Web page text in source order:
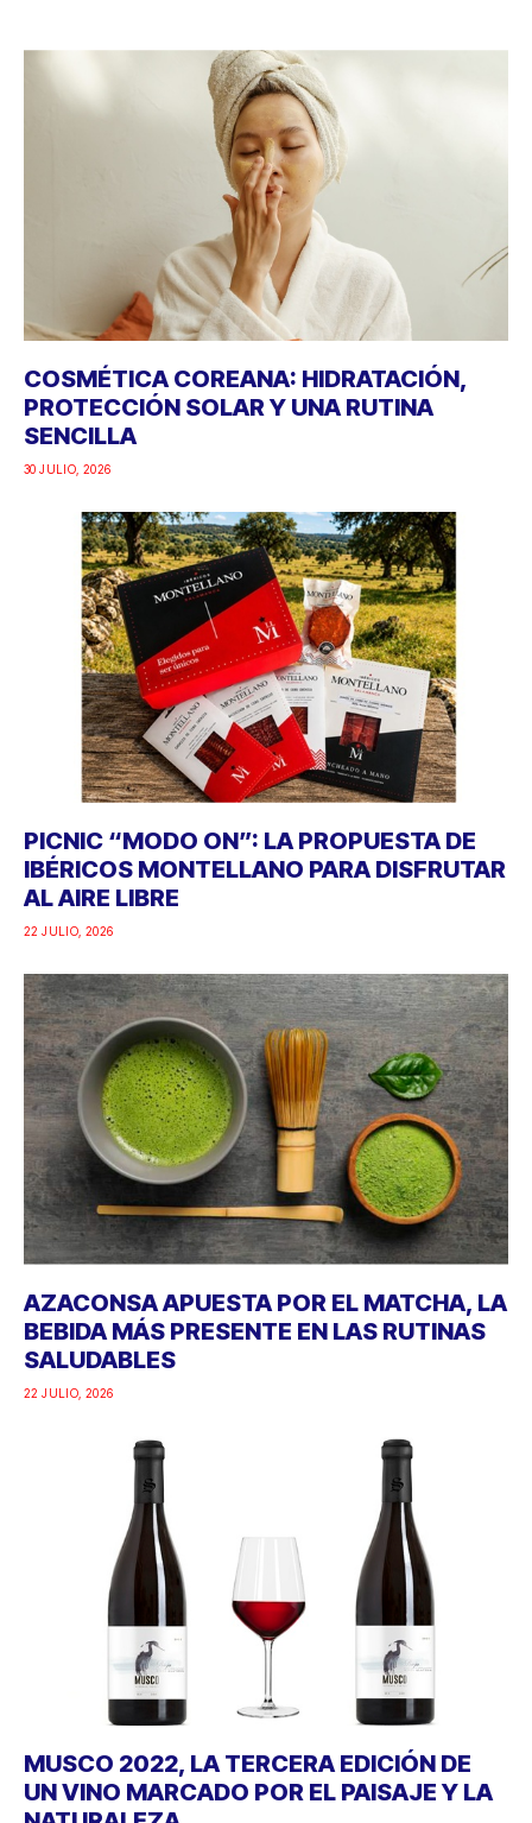
COSMÉTICA COREANA: HIDRATACIÓN,
PROTECCIÓN SOLAR Y UNA RUTINA
SENCILLA
30 JULIO, 2026
PICNIC “MODO ON”: LA PROPUESTA DE
IBÉRICOS MONTELLANO PARA DISFRUTAR
AL AIRE LIBRE
22 JULIO, 2026
AZACONSA APUESTA POR EL MATCHA, LA
BEBIDA MÁS PRESENTE EN LAS RUTINAS
SALUDABLES
22 JULIO, 2026
MUSCO 2022, LA TERCERA EDICIÓN DE
UN VINO MARCADO POR EL PAISAJE Y LA